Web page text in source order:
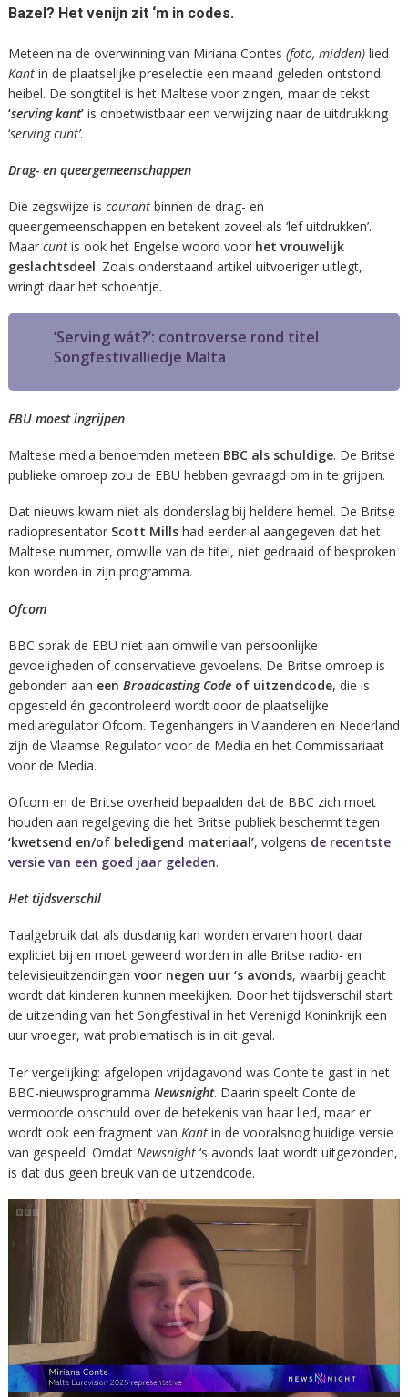
Bazel? Het venijn zit ‘m in codes.
Meteen na de overwinning van Miriana Contes (foto, midden)lied
Kant in de plaatselijke preselectie een maand geleden ontstond
heibel. De songtitel is het Maltese voor zingen, maar de tekst
‘serving kant’is onbetwistbaar een verwijzing naar de uitdrukking
‘serving cunt’.
Drag- en queergemeenschappen
Die zegswijze is courantbinnen de drag- en
queergemeenschappen en betekent zoveel als ‘lef uitdrukken’.
Maar cunt is ook het Engelse woord voor het vrouwelijk
geslachtsdeel. Zoals onderstaand artikel uitvoeriger uitlegt,
wringt daar het schoentje.
‘Serving wát?’: controverse rond titel
Songfestivalliedje Malta
EBU moest ingrijpen
Maltese media benoemden meteen BBC als schuldige. De Britse
publieke omroep zou de EBU hebben gevraagd om in te grijpen.
Dat nieuws kwam niet als donderslag bij heldere hemel. De Britse
radiopresentator Scott Millshad eerder al aangegeven dat het
Maltese nummer, omwille van de titel, niet gedraaid of besproken
kon worden in zijn programma.
Ofcom
BBC sprak de EBU niet aan omwille van persoonlijke
gevoeligheden of conservatieve gevoelens. De Britse omroep is
gebonden aan een Broadcasting Code of uitzendcode, die is
opgesteld én gecontroleerd wordt door de plaatselijke
mediaregulator Ofcom. Tegenhangers in Vlaanderen en Nederland
zijn de Vlaamse Regulator voor de Media en het Commissariaat
voor de Media.
Ofcom en de Britse overheid bepaalden dat de BBC zich moet
houden aan regelgeving die het Britse publiek beschermt tegen
‘kwetsend en/of beledigend materiaal’, volgens de recentste
versie van een goed jaar geleden.
Het tijdsverschil
Taalgebruik dat als dusdanig kan worden ervaren hoort daar
expliciet bij en moet geweerd worden in alle Britse radio- en
televisieuitzendingen voor negen uur ‘s avonds, waarbij geacht
wordt dat kinderen kunnen meekijken. Door het tijdsverschil start
de uitzending van het Songfestival in het Verenigd Koninkrijk een
uur vroeger, wat problematisch is in dit geval.
Ter vergelijking: afgelopen vrijdagavond was Conte te gast in het
BBC-nieuwsprogramma Newsnight. Daarin speelt Conte de
vermoorde onschuld over de betekenis van haar lied, maar er
wordt ook een fragment van Kant in de vooralsnog huidige versie
van gespeeld. Omdat Newsnight ‘s avonds laat wordt uitgezonden,
is dat dus geen breuk van de uitzendcode.